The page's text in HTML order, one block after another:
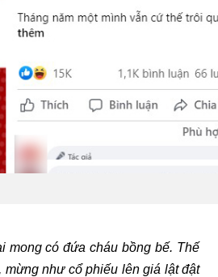
mong có đứa cháu bồng bế. Thế
mừng như cổ phiếu lên giá lật đật